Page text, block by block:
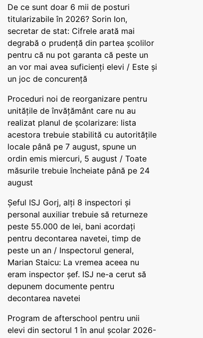
De ce sunt doar 6 mii de posturi
titularizabile în 2026? Sorin Ion,
secretar de stat: Cifrele arată mai
degrabă o prudență din partea școlilor
pentru că nu pot garanta că peste un
an vor mai avea suficienți elevi / Este și
un joc de concurență
Proceduri noi de reorganizare pentru
unitățile de învățământ care nu au
realizat planul de școlarizare: lista
acestora trebuie stabilită cu autoritățile
locale până pe 7 august, spune un
ordin emis miercuri, 5 august / Toate
măsurile trebuie încheiate până pe 24
august
Șeful ISJ Gorj, alți 8 inspectori și
personal auxiliar trebuie să returneze
peste 55.000 de lei, bani acordați
pentru decontarea navetei, timp de
peste un an / Inspectorul general,
Marian Staicu: La vremea aceea nu
eram inspector șef. ISJ ne-a cerut să
depunem documente pentru
decontarea navetei
Program de afterschool pentru unii
elevi din sectorul 1 în anul școlar 2026-